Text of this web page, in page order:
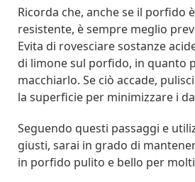
Ricorda che, anche se il porfido
resistente, è sempre meglio
Evita di rovesciare sostanze
di limone sul porfido, in quanto
macchiarlo. Se ciò accade,
la superficie per minimizzare i
Seguendo questi passaggi e
giusti, sarai in grado di
in porfido pulito e bello per